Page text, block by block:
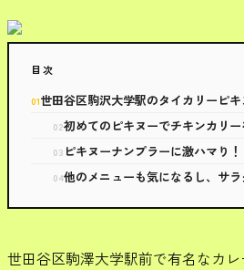
目次
世田谷区駒沢大学駅のタイカリーピキ
初めてのピキヌーでチキンカリ
ピキヌーナンプラーに激ハマり！
他のメニューも気になるし、サラ
世田谷区駒澤大学駅前で有名なカ